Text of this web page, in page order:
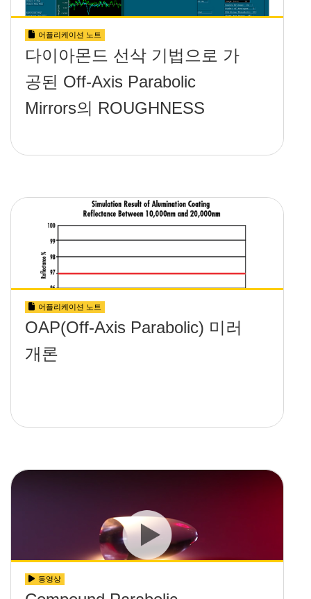
어플리케이션 노트
다이아몬드 선삭 기법으로 가
공된 Off-Axis Parabolic
Mirrors의 ROUGHNESS
어플리케이션 노트
OAP(Off-Axis Parabolic) 미러
개론
동영상